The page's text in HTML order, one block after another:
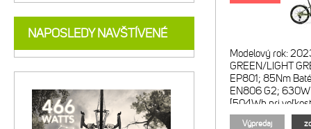
Modelový rok:
GREEN/LIGHT
EP801; 85Nm
EN806 G2;
[504Wh pri
Shimano SC-
Výpredaj
NAPOSLEDY NAVŠTÍVENÉ